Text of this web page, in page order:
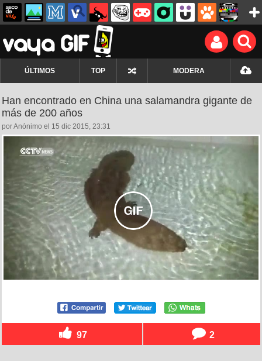
ÚLTIMOS TOP MODERA
Han encontrado en China una salamandra gigante de
más de 200 años
por Anónimo el 15 dic 2015, 23:31
97 2